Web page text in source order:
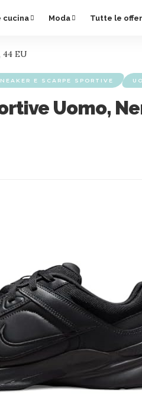
cucina Moda Tutte le
EU
E SCARPE SPORTIVE
Uomo,